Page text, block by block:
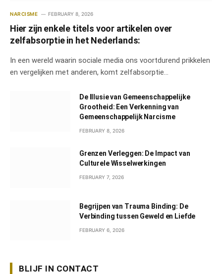
NARCISME FEBRUARY 8, 2026
Hier zijn enkele titels voor artikelen over
zelfabsorptie in het Nederlands:
In een wereld waarin sociale media ons voortdurend prikkelen
en vergelijken met anderen, komt zelfabsorptie…
De Illusie van Gemeenschappelijke
Grootheid: Een Verkenning van
Gemeenschappelijk Narcisme
FEBRUARY 8, 2026
Grenzen Verleggen: De Impact van
Culturele Wisselwerkingen
FEBRUARY 7, 2026
Begrijpen van Trauma Binding: De
Verbinding tussen Geweld en Liefde
FEBRUARY 6, 2026
BLIJF IN CONTACT